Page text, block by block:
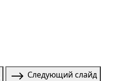
Следующий слайд